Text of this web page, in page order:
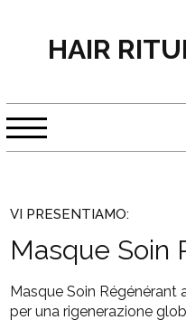
HAIR
VI PRESENTIAMO:
Masque Soin
Masque Soin Régénérant
per una rigenerazione